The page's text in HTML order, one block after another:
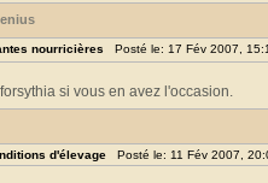
nourricières Posté le: 17 Fév 2007,
si vous en avez l'occasion.
d'élevage Posté le: 11 Fév 2007,